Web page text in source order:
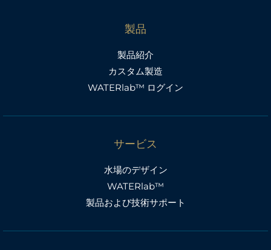
製品
製品紹介
カスタム製造
WATERlab™ ログイン
サービス
水場のデザイン
WATERlab™
製品および技術サポート